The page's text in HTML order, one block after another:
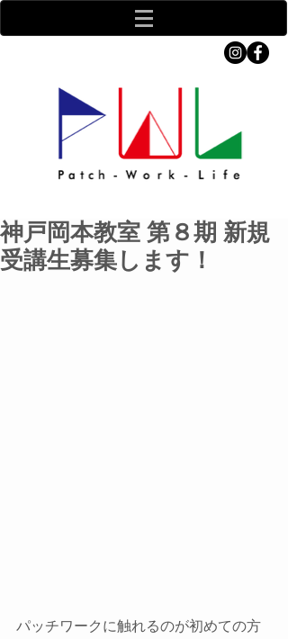
神戸岡本教室 第８期 新規
受講生募集します！
パッチワークに触れるのが初めての方